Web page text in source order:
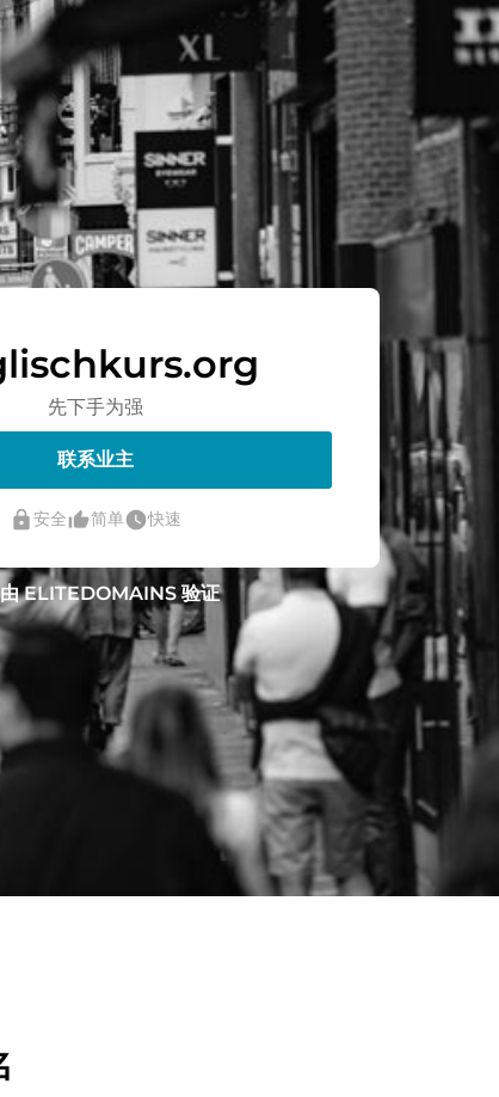
先下手为强
联系业主
lock安全thumb_up_alt简单watch_later快速
由 ELITEDOMAINS 验证